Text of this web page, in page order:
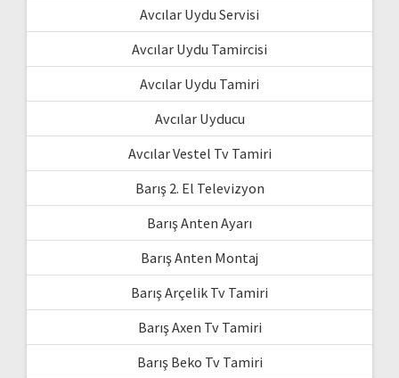
Avcılar Uydu Servisi
Avcılar Uydu Tamircisi
Avcılar Uydu Tamiri
Avcılar Uyducu
Avcılar Vestel Tv Tamiri
Barış 2. El Televizyon
Barış Anten Ayarı
Barış Anten Montaj
Barış Arçelik Tv Tamiri
Barış Axen Tv Tamiri
Barış Beko Tv Tamiri